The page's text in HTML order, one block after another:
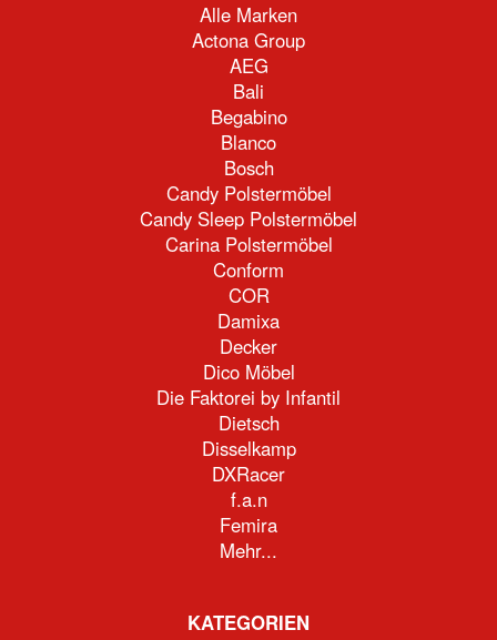
Alle Marken
Actona Group
AEG
Bali
Begabino
Blanco
Bosch
Candy Polstermöbel
Candy Sleep Polstermöbel
Carina Polstermöbel
Conform
COR
Damixa
Decker
Dico Möbel
Die Faktorei by Infantil
Dietsch
Disselkamp
DXRacer
f.a.n
Femira
Mehr...
KATEGORIEN